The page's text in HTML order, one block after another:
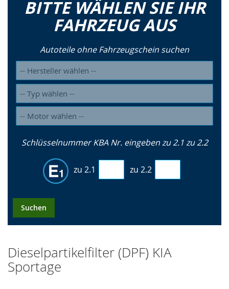
BITTE WÄHLEN SIE IHR
FAHRZEUG AUS
Autoteile ohne Fahrzeugschein suchen
Schlüsselnummer KBA Nr. eingeben zu 2.1 zu 2.2
zu 2.1 zu 2.2
Suchen
Dieselpartikelfilter (DPF) KIA
Sportage